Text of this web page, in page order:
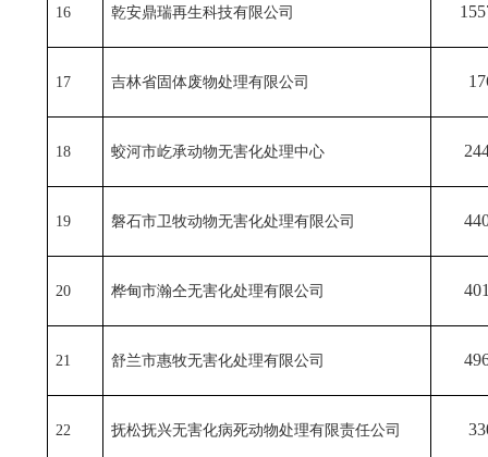
16 乾安鼎瑞再生科技有限公司
17 吉林省固体废物处理有限公司
18 蛟河市屹承动物无害化处理中心
19 磐石市卫牧动物无害化处理有限公司
20 桦甸市瀚仝无害化处理有限公司
21 舒兰市惠牧无害化处理有限公司
22 抚松抚兴无害化病死动物处理有限责任公司